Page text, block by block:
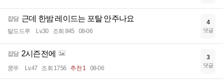
잡담 근데 한밤 레이드는 포탈 안주나요
탈도드루 Lv.30 조회 845 08-06
4
댓글
잡담 2시즌전에
쿵뚜 Lv.47 조회 1756 추천 1 08-06
3
댓글